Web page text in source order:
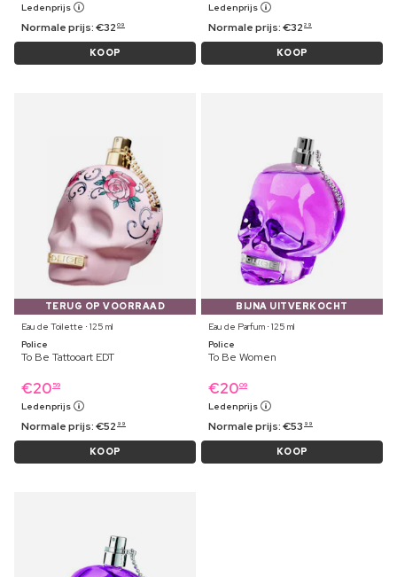
Ledenprijs
Normale prijs:€32 09
KOOP
Ledenprijs
Normale prijs:€32 29
KOOP
TERUG OP VOORRAAD
Eau de Toilette ⋅ 125 ml
Police
To Be Tattooart EDT
€20 59
Ledenprijs
Normale prijs:€52 99
KOOP
BIJNA UITVERKOCHT
Eau de Parfum ⋅ 125 ml
Police
To Be Women
€2009
Ledenprijs
Normale prijs:€53 99
KOOP